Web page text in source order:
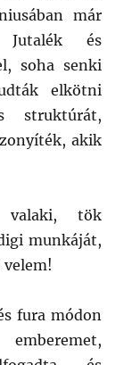
már
Jutalék és
soha senki
elkötni
struktúrát,
akik
valaki, tök
munkáját,
fura módon